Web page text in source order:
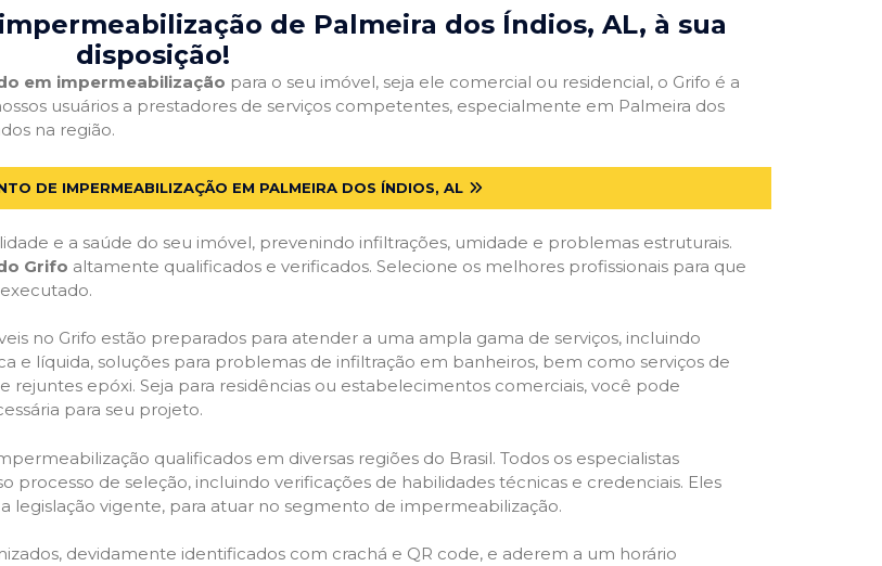
de Palmeira dos Índios, AL, à sua
disposição!
em impermeabilização para o seu imóvel, seja ele comercial ou residencial, o Grifo é a
usuários a prestadores de serviços competentes, especialmente em Palmeira dos
na região.
DE IMPERMEABILIZAÇÃO EM PALMEIRA DOS ÍNDIOS, AL
e a saúde do seu imóvel, prevenindo infiltrações, umidade e problemas estruturais.
Grifo altamente qualificados e verificados. Selecione os melhores profissionais para que
no Grifo estão preparados para atender a uma ampla gama de serviços, incluindo
e líquida, soluções para problemas de infiltração em banheiros, bem como serviços de
rejuntes epóxi. Seja para residências ou estabelecimentos comerciais, você pode
para seu projeto.
qualificados em diversas regiões do Brasil. Todos os especialistas
processo de seleção, incluindo verificações de habilidades técnicas e credenciais. Eles
legislação vigente, para atuar no segmento de impermeabilização.
devidamente identificados com crachá e QR code, e aderem a um horário